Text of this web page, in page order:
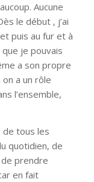
Aucune
le début , j’ai
puis au fur et à
je pouvais
a son propre
a un rôle
l’ensemble,
de tous les
quotidien, de
prendre
en fait